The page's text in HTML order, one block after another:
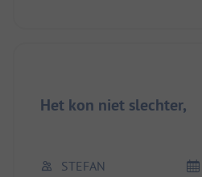
Het kon niet slechter,
STEFAN